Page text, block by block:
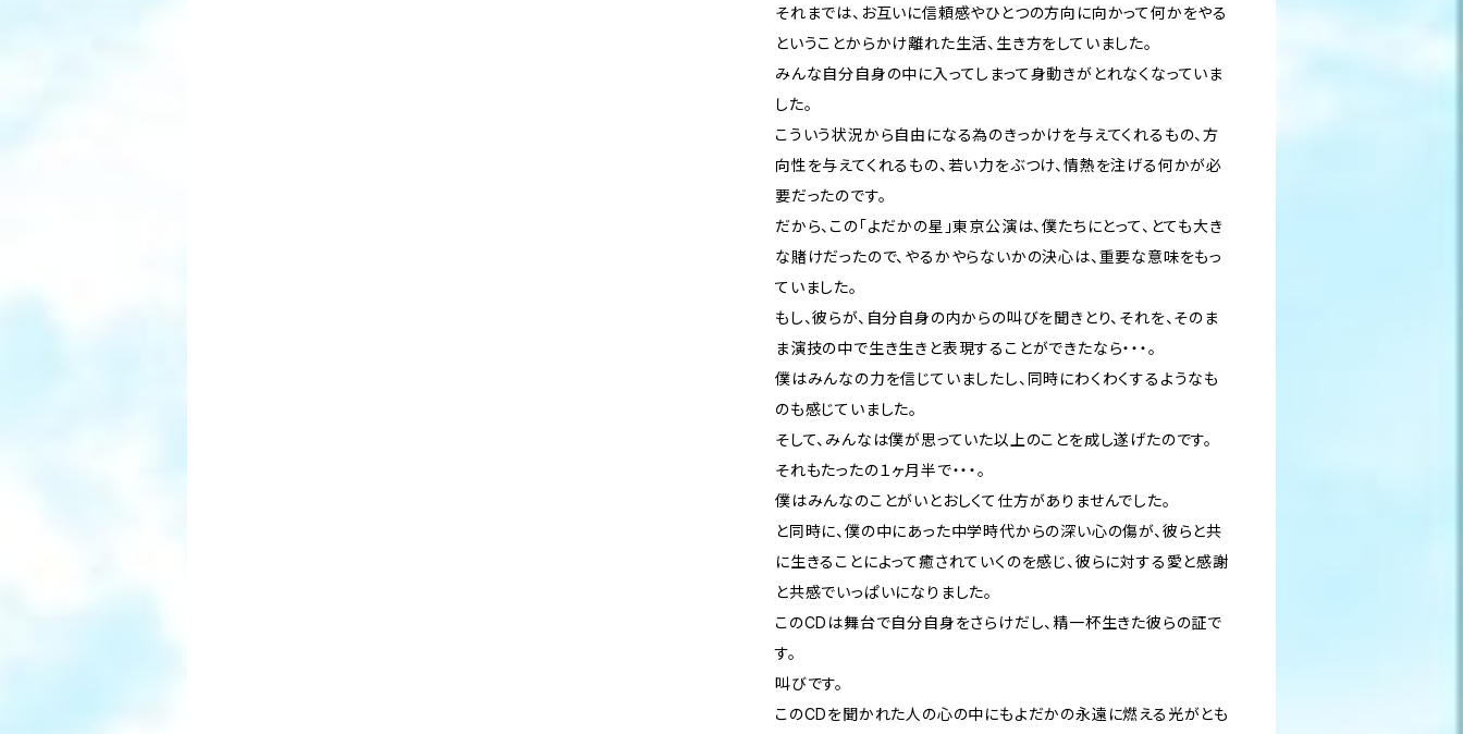
それまでは、お互いに信頼感やひとつの方向に向かって何かをやる
ということからかけ離れた生活、生き方をしていました。
みんな自分自身の中に入ってしまって身動きがとれなくなっていま
した。
こういう状況から自由になる為のきっかけを与えてくれるもの、方
向性を与えてくれるもの、若い力をぶつけ、情熱を注げる何かが必
要だったのです。
だから、この「よだかの星」東京公演は、僕たちにとって、とても大き
な賭けだったので、やるかやらないかの決心は、重要な意味をもっ
ていました。
もし、彼らが、自分自身の内からの叫びを聞きとり、それを、そのま
ま演技の中で生き生きと表現することができたなら・・・。
僕はみんなの力を信じていましたし、同時にわくわくするようなも
のも感じていました。
そして、みんなは僕が思っていた以上のことを成し遂げたのです。
それもたったの１ヶ月半で・・・。
僕はみんなのことがいとおしくて仕方がありませんでした。
と同時に、僕の中にあった中学時代からの深い心の傷が、彼らと共
に生きることによって癒されていくのを感じ、彼らに対する愛と感謝
と共感でいっぱいになりました。
このCDは舞台で自分自身をさらけだし、精一杯生きた彼らの証で
す。
叫びです。
このCDを聞かれた人の心の中にもよだかの永遠に燃える光がとも